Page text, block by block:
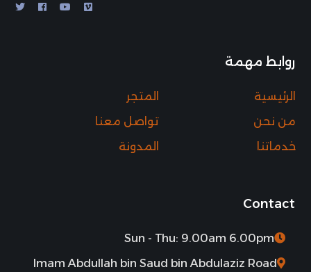
روابط مهمة
المتجر
الرئيسية
تواصل معنا
من نحن
المدونة
خدماتنا
Contact
Sun - Thu: 9.00am 6.00pm
Imam Abdullah bin Saud bin Abdulaziz Road